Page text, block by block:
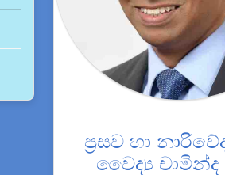
ප්‍රසව හා
වෛද්‍ය